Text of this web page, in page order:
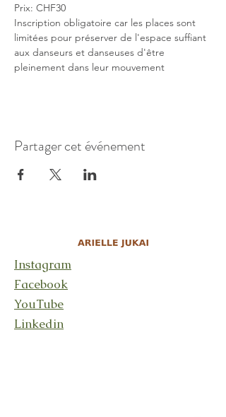
Prix: CHF30
Inscription obligatoire car les places sont
limitées pour préserver de l'espace suffiant
aux danseurs et danseuses d'être
pleinement dans leur mouvement
Partager cet événement
Instagram
Facebook
YouTube
Linkedin